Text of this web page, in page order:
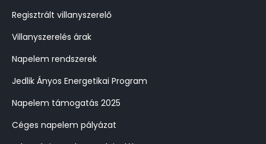
Regisztrált villanyszerelő
Villanyszerelés árak
Napelem rendszerek
Jedlik Ányos Energetikai Program
Napelem támogatás 2025
Céges napelem pályázat